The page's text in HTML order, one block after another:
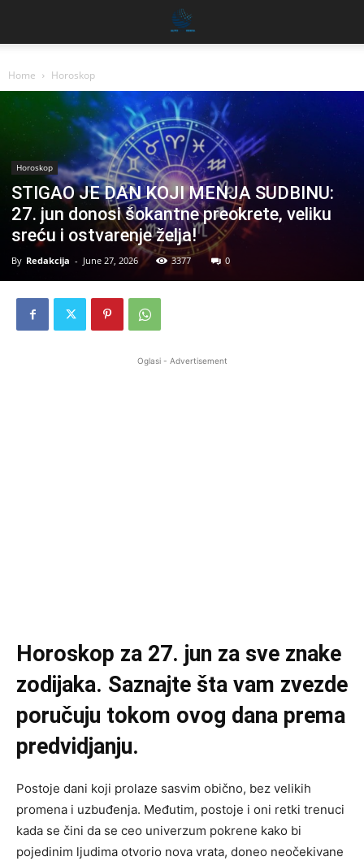
Home Horoskop
Horoskop
STIGAO JE DAN KOJI MENJA SUDBINU:
27. jun donosi šokantne preokrete, veliku
sreću i ostvarenje želja!
By Redakcija - June 27, 2026 3377 0
Oglasi - Advertisement
Horoskop za 27. jun za sve znake
zodijaka. Saznajte šta vam zvezde
poručuju tokom ovog dana prema
predvidjanju.
Postoje dani koji prolaze sasvim obično, bez velikih
promena i uzbuđenja. Međutim, postoje i oni retki trenuci
kada se čini da se ceo univerzum pokrene kako bi
pojedinim ljudima otvorio nova vrata, doneo neočekivane